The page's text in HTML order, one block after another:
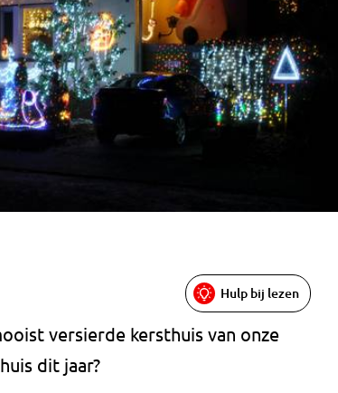
Hulp bij lezen
versierde kersthuis van onze
dit jaar?